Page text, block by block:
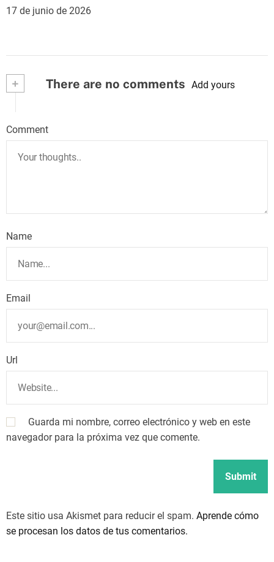
17 de junio de 2026
+ There are no comments Add yours
Comment
Name
Email
Url
Guarda mi nombre, correo electrónico y web en este
navegador para la próxima vez que comente.
Este sitio usa Akismet para reducir el spam. Aprende cómo
se procesan los datos de tus comentarios.